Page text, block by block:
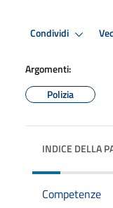
Condividi
Argomenti:
Polizia
INDICE DELLA
Competenze